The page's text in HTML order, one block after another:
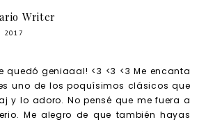
e
de
Javier
Isusi
Writer
2017
quedó geniaaal! <3 <3 <3 Me encanta
uno de los poquísimos clásicos que
y lo adoro. No pensé que me fuera a
Me alegro de que también hayas